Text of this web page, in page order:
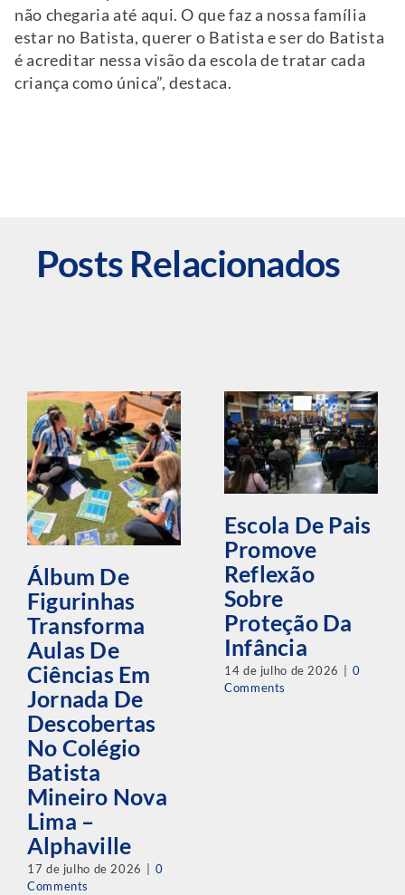
não chegaria até aqui. O que faz a nossa família
estar no Batista, querer o Batista e ser do Batista
é acreditar nessa visão da escola de tratar cada
criança como única”, destaca.
Posts Relacionados
Álbum De
Figurinhas
Transforma
Aulas De
Ciências Em
Jornada De
Descobertas
No Colégio
Batista
Mineiro Nova
Lima –
Alphaville
17 de julho de 2026
0
Comments
Escola De Pais
Promove
Reflexão
Sobre
Proteção Da
Infância
14 de julho de 2026
0
Comments